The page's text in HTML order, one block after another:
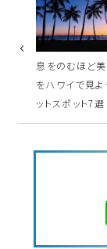
息をのむほど
をハワイで見よ
ットスポット7選